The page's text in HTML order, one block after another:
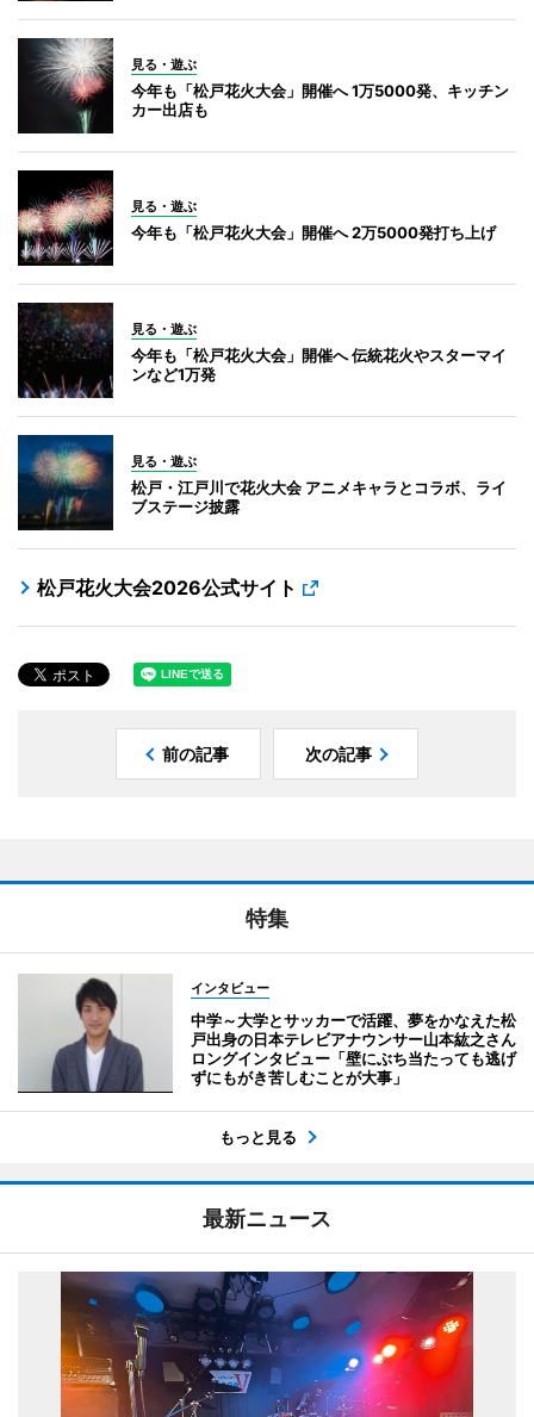
見る・遊ぶ
今年も「松戸花火大会」開催へ 1万5000発、キッチン
カー出店も
見る・遊ぶ
今年も「松戸花火大会」開催へ 2万5000発打ち上げ
見る・遊ぶ
今年も「松戸花火大会」開催へ 伝統花火やスターマイ
ンなど1万発
見る・遊ぶ
松戸・江戸川で花火大会 アニメキャラとコラボ、ライ
ブステージ披露
松戸花火大会2026公式サイト
前の記事 次の記事
特集
インタビュー
中学～大学とサッカーで活躍、夢をかなえた松
戸出身の日本テレビアナウンサー山本紘之さん
ロングインタビュー「壁にぶち当たっても逃げ
ずにもがき苦しむことが大事」
もっと見る
最新ニュース